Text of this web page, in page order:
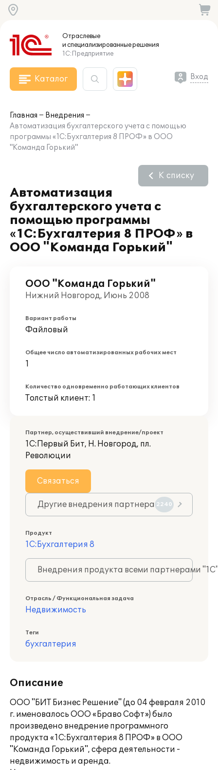
Отраслевые
и специализированныерешения
1С:Предприятие
Каталог Вход
Главная
Внедрения
Автоматизация бухгалтерского учета с помощью
программы «1C:Бухгалтерия 8 ПРОФ» в ООО
"Команда Горький"
Автоматизация
бухгалтерского учета с
помощью программы
«1C:Бухгалтерия 8 ПРОФ» в
ООО "Команда Горький"
К списку
ООО "Команда Горький"
Нижний Новгород, Июнь 2008
Вариант работы
Файловый
Общее число автоматизированных рабочих мест
1
Количество одновременно работающих клиентов
Толстый клиент: 1
Партнер, осуществивший внедрение/проект
1С:Первый Бит, Н. Новгород, пл.
Революции
Связаться
Другие внедрения партнера 2240
Продукт
1С:Бухгалтерия 8
Внедрения продукта всеми партнерами
Отрасль / Функциональная задача
Недвижимость
Теги
бухгалтерия
Описание
ООО "БИТ Бизнес Решение" (до 04 февраля 2010
г. именовалось ООО «Браво Софт») было
произведено внедрение программного
продукта «1C:Бухгалтерия 8 ПРОФ» в ООО
"Команда Горький", сфера деятельности -
недвижимость и аренда.